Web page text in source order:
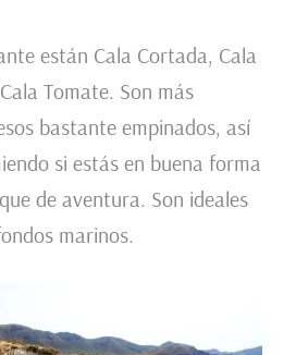
están Cala Cortada, Cala
Tomate. Son más
bastante empinados, así
si estás en buena forma
de aventura. Son ideales
marinos.